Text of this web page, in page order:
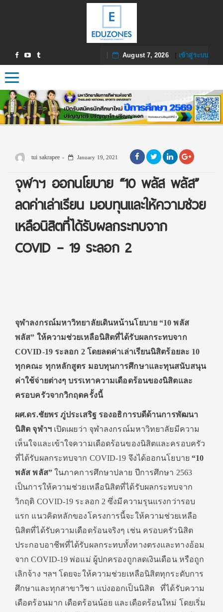
August 7, 2026| เข้าสู่ระบบ
Toggle navigation
tui sakrapee January 19, 2021
จุฬาฯ ออกนโยบาย “10 พลัส พลัส”
ลดค่าเล่าเรียน มอบทุนและให้ความช่วย
เหลือนิสิตที่ได้รับผลกระทบจาก
COVID – 19 ระลอก 2
จุฬาลงกรณ์มหาวิทยาลัยเดินหน้านโยบาย “10พลัส
พลัส” ให้ความช่วยเหลือนิสิตที่ได้รับผลกระทบจาก
COVID-19 ระลอก 2 โดยลดค่าเล่าเรียนนิสิตร้อยละ 10
ทุกคณะ ทุกหลักสูตร มอบทุนการศึกษาและทุนสนับสนุน
ค่าใช้จ่ายต่างๆ บรรเทาความเดือดร้อนของนิสิตและ
ครอบครัวจากวิกฤตครั้งนี้
ผศ.ดร.ชัยพร ภู่ประเสริฐ รองอธิการบดีด้านการพัฒนา
นิสิต จุฬาฯเปิดเผยว่า จุฬาลงกรณ์มหาวิทยาลัยมีความ
เห็นใจและเข้าใจความเดือดร้อนของนิสิตและครอบครัว
ที่ได้รับผลกระทบจาก COVID-19 จึงได้ออกนโยบาย “10
พลัส พลัส” ในภาคการศึกษาปลาย ปีการศึกษา 2563
เป็นการให้ความช่วยเหลือนิสิตที่ได้รับผลกระทบจาก
วิกฤติ COVID-19 ระลอก 2 ซึ่งมีความรุนแรงกว่ารอบ
แรก แนวคิดหลักของโครงการนี้จะให้ความช่วยเหลือ
นิสิตที่ได้รับความเดือดร้อนจริงๆ เช่น ครอบครัวนิสิต
ประกอบอาชีพที่ได้รับผลกระทบทั้งทางตรงและทางอ้อม
จาก COVID-19 พ่อแม่ ผู้ปกครองถูกลดเงินเดือน หรือถูก
เลิกจ้าง ฯลฯ โดยจะให้ความช่วยเหลือนิสิตทุกระดับการ
ศึกษาและทุกสาขาวิชา แบ่งออกเป็นนิสิต ที่ได้รับความ
เดือดร้อนมาก เดือดร้อนน้อย และเดือดร้อนใหม่ โดยเริ่ม